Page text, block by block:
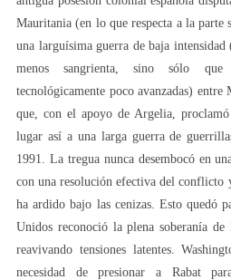
Mauritania (en lo que respecta a la
una larguísima guerra de baja
menos sangrienta, sino sólo
tecnológicamente poco avanzadas)
que, con el apoyo de Argelia,
lugar así a una larga guerra de
1991. La tregua nunca desembocó en
con una resolución efectiva del conflicto
ha ardido bajo las cenizas. Esto quedó
Unidos reconoció la plena soberanía de
reavivando tensiones latentes.
necesidad de presionar a Rabat